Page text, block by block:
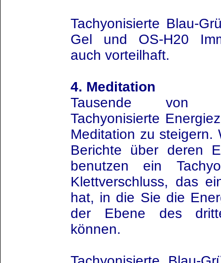
Tachyonisierte Blau-
Gel und OS-H20
auch vorteilhaft.
4. Meditation
Tausende von
Tachyonisierte
Meditation zu steigern.
Berichte über deren
benutzen ein
Klettverschluss, das
hat, in die Sie die
der Ebene des
können.